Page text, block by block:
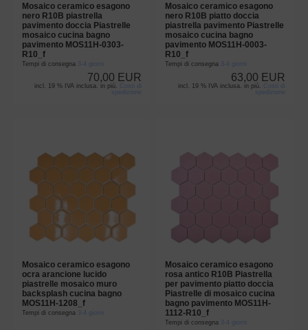
Mosaico ceramico esagono
nero R10B piastrella
pavimento doccia Piastrelle
mosaico cucina bagno
pavimento MOS11H-0303-
R10_f
Tempi di consegna 3-4 giorni
70,00 EUR
incl. 19 % IVA inclusa. in più.
Costi di
spedizione
Mosaico ceramico esagono
nero R10B piatto doccia
piastrella pavimento Piastrelle
mosaico cucina bagno
pavimento MOS11H-0003-
R10_f
Tempi di consegna 3-4 giorni
63,00 EUR
incl. 19 % IVA inclusa. in più.
Costi di
spedizione
Mosaico ceramico esagono
ocra arancione lucido
piastrelle mosaico muro
backsplash cucina bagno
MOS11H-1208_f
Tempi di consegna 3-4 giorni
Mosaico ceramico esagono
rosa antico R10B Piastrella
per pavimento piatto doccia
Piastrelle di mosaico cucina
bagno pavimento MOS11H-
1112-R10_f
Tempi di consegna 3-4 giorni